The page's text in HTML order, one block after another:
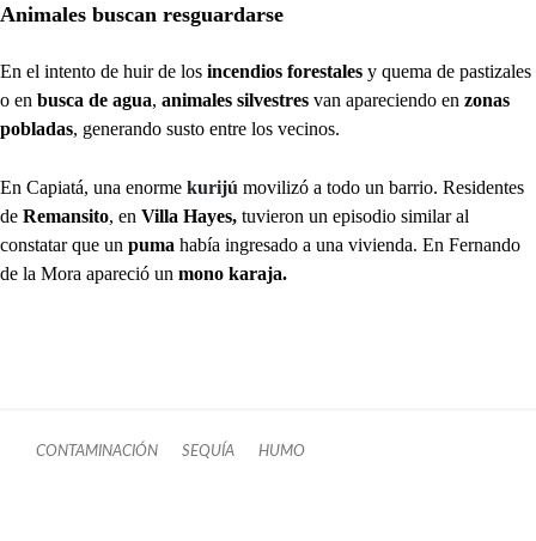
Animales buscan resguardarse
En el intento de huir de los incendios forestales y quema de pastizales
o en busca de agua, animales silvestres van apareciendo en zonas
pobladas, generando susto entre los vecinos.
En Capiatá, una enorme kurijú movilizó a todo un barrio. Residentes
de Remansito, en Villa Hayes, tuvieron un episodio similar al
constatar que un puma había ingresado a una vivienda. En Fernando
de la Mora apareció un mono karaja.
CONTAMINACIÓN SEQUÍA HUMO